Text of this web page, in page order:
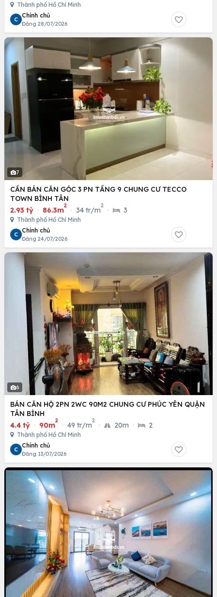
Thành phố Hồ Chí Minh
C
Chính chủ
Đăng 28/07/2026
7
CẦN BÁN CĂN GÓC 3 PN TẦNG 9 CHUNG CƯ TECCO
TOWN BÌNH TÂN
2.93 tỷ · 86.3m
2
· 34 tr/m
2
· 3
Thành phố Hồ Chí Minh
C
Chính chủ
Đăng 24/07/2026
6
BÁN CĂN HỘ 2PN 2WC 90M2 CHUNG CƯ PHÚC YÊN QUẬN
TÂN BÌNH
4.4 tỷ · 90m
2
· 49 tr/m
2
· 20m · 2
Thành phố Hồ Chí Minh
C
Chính chủ
Đăng 13/07/2026